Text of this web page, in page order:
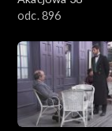
odc. 896